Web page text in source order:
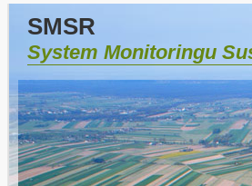
SMSR
System Monitoringu